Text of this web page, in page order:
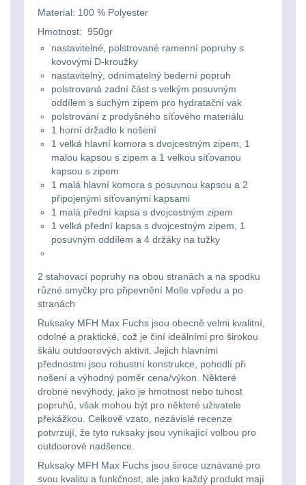
Ion
baterie
Svítilny
18650
baterie
Svítilny
21700
baterie
Svítilny
pro
26650
baterie
Svítilny
pro
CR123A
nebo
zbraně
Hydratační
vaky
Pouzdra
Kapsy
Peněženky
Doplňky
batohům
optiku
Potápačské svetlá2
Kapesní svítilny
Policejní svítilny4
Vyhledávací svítilny 5
Lovecké svítilny1
Nabíjacie baterky6
Svietidlá s magnetom 2
Svietidlá CRI≥901
Laserové značkovače9
Držiaky a
príslušenstvo34
186501
14500 / AA / AAA4
16340 a CR1231
Material: 100 % Polyester
Hmotnost: 950gr
nastavitelné, polstrované ramenní popruhy s
kovovými D-kroužky
nastavitelný, odnímatelný bederní popruh
polstrovaná zadní část s velkým posuvným
oddílem s suchým zipem pro hydratační vak
polstrování z prodyšného síťového materiálu
1 horní držadlo k nošení
1 velká hlavní komora s dvojcestným zipem, 1
malou kapsou s zipem a 1 velkou síťovanou
kapsou s zipem
1 malá hlavní komora s posuvnou kapsou a 2
připojenými síťovanými kapsami
1 malá přední kapsa s dvojcestným zipem
1 velká přední kapsa s dvojcestným zipem, 1
posuvným oddílem a 4 držáky na tužky
2 stahovací popruhy na obou stranách a na spodku
různé smyčky pro připevnění Molle vpředu a po
stranách
Ruksaky MFH Max Fuchs jsou obecně velmi kvalitní,
odolné a praktické, což je činí ideálními pro širokou
škálu outdoorových aktivit. Jejich hlavními
přednostmi jsou robustní konstrukce, pohodlí při
nošení a výhodný poměr cena/výkon. Některé
drobné nevýhody, jako je hmotnost nebo tuhost
popruhů, však mohou být pro některé uživatele
překážkou. Celkově vzato, nezávislé recenze
potvrzují, že tyto ruksaky jsou vynikající volbou pro
outdoorové nadšence.
Ruksaky MFH Max Fuchs jsou široce uznávané pro
svou kvalitu a funkčnost, ale jako každý produkt mají